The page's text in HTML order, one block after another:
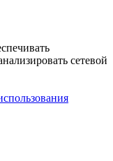
сетевой